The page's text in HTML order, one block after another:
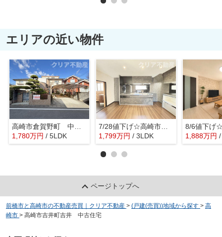
エリアの近い物件
高崎市倉賀野町 中古住宅
1,780万円 / 5LDK
7/28値下げ☆高崎市井野町中古 豪華な水回り♪
1,799万円 / 3LDK 1,888万円
ページトップへ
前橋市と高崎市の不動産売買｜クリア不動産 > (戸建(売買))地域から探す > 高
崎市 > 高崎市吉井町吉井 中古住宅